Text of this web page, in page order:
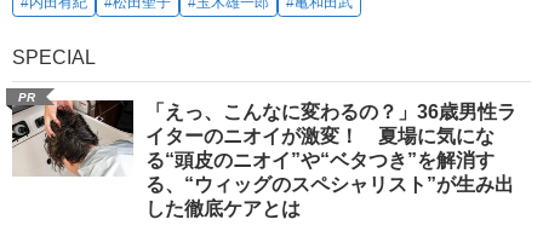
SPECIAL
PR
「えっ、こんなに変わるの？」36歳男性ラ
イターのニオイが激変！ 夏場に気にな
る“頭皮のニオイ”や“ベタつき”を解消す
る、“ウィッグのスペシャリスト”が生み出
した徹底ケアとは